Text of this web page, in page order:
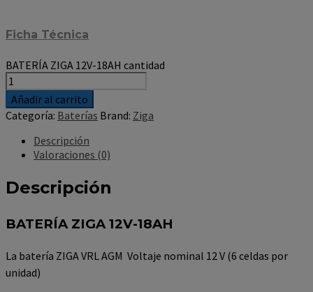
Ficha Técnica
BATERÍA ZIGA 12V-18AH cantidad
Añadir al carrito
Categoría: Baterías Brand: Ziga
Descripción
Valoraciones (0)
Descripción
BATERÍA ZIGA 12V-18AH
La batería ZIGA VRL AGM Voltaje nominal 12 V (6 celdas por
unidad)